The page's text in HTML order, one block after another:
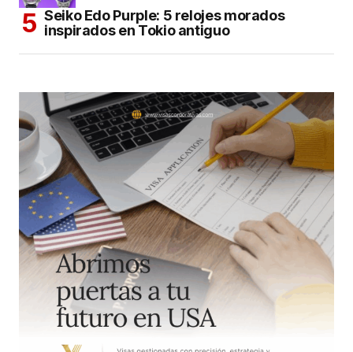
Seiko Edo Purple: 5 relojes morados
inspirados en Tokio antiguo